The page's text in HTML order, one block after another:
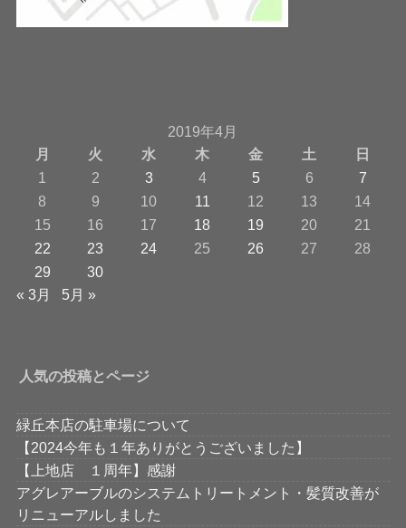
2019年4月
月
火 水 木 金 土
日
1
2 3 4 5 6
7
8
9 10 11 12 13
14
15
16 17 18 19 20
21
22
23 24 25 26 27
28
29
30
« 3月
5月 »
人気の投稿とページ
緑丘本店の駐車場について
【2024今年も１年ありがとうございました】
【上地店 １周年】感謝
アグレアーブルのシステムトリートメント・髪質改善が
リニューアルしました